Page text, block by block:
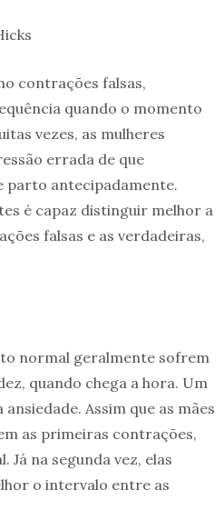
contrações falsas,
quando o momento
vezes, as mulheres
errada de que
parto antecipadamente.
é capaz distinguir melhor a
falsas e as verdadeiras,
normal geralmente sofrem
quando chega a hora. Um
Assim que as mães
as primeiras contrações,
Já na segunda vez, elas
o intervalo entre as